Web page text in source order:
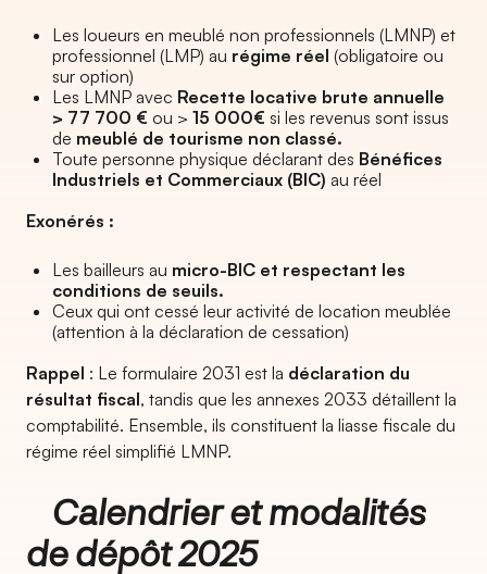
Les loueurs en meublé non professionnels (LMNP) et
professionnel (LMP) au régime réel (obligatoire ou
sur option)
Les LMNP avec Recette locative brute annuelle
> 77 700 € ou > 15 000€ si les revenus sont issus
de meublé de tourisme non classé.
Toute personne physique déclarant des Bénéfices
Industriels et Commerciaux (BIC) au réel
Exonérés :
Les bailleurs au micro-BIC et respectant les
conditions de seuils.
Ceux qui ont cessé leur activité de location meublée
(attention à la déclaration de cessation)
Rappel : Le formulaire 2031 est la déclaration du
résultat fiscal, tandis que les annexes 2033 détaillent la
comptabilité. Ensemble, ils constituent la liasse fiscale du
régime réel simplifié LMNP.
Calendrier et modalités
de dépôt 2025